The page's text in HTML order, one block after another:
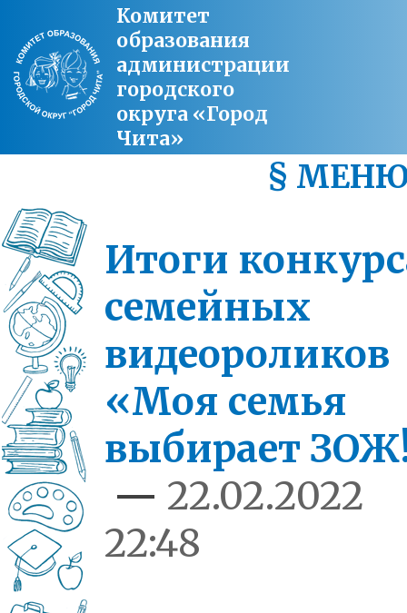
Комитет
образования
администрации
городского
округа «Город
Чита»
§
Итоги
семейных
видеороликов
«Моя семья
выбирает
— 22.02.2022
22:48